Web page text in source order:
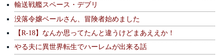
輸送戦艦スペース・デブリ
没落令嬢ベールさん、冒険者始めました
【R-18】なんか思ってたんと違うけどまあええか！
やる夫に異世界転生でハーレムが出来る話